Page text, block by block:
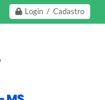
Login / Cadastro